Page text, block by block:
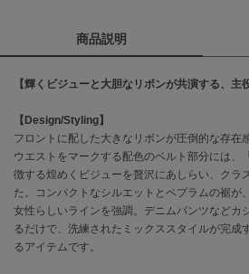
Clarks Premium
クラークス
COLE HAAN
コール ハーン
CONVERSE
コンバース
商品説明
【輝くビジューと大胆なリボンが共演する、主
【Design/Styling】
フロントに配した大きなリボンが圧倒的な存在
ウエストをマークする配色のベルト部分には、
徴する煌めくビジューを贅沢にあしらい、クラ
た。コンパクトなシルエットとペプラムの裾が
女性らしいラインを強調。デニムパンツなどカ
るだけで、洗練されたミックススタイルが完成
るアイテムです。